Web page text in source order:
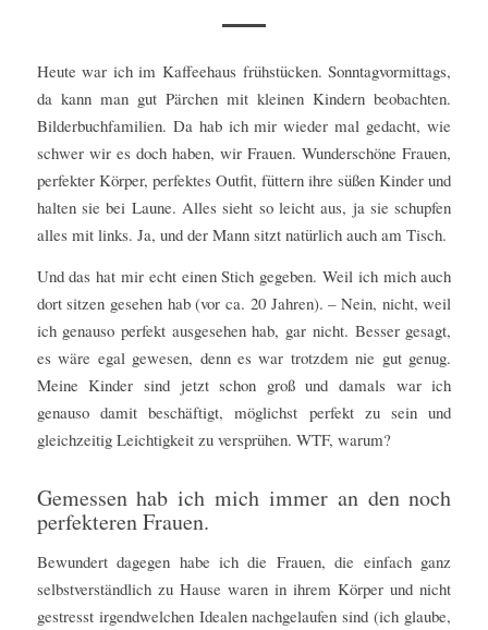
Heute war ich im Kaffeehaus frühstücken. Sonntagvormittags,
da kann man gut Pärchen mit kleinen Kindern beobachten.
Bilderbuchfamilien. Da hab ich mir wieder mal gedacht, wie
schwer wir es doch haben, wir Frauen. Wunderschöne Frauen,
perfekter Körper, perfektes Outfit, füttern ihre süßen Kinder und
halten sie bei Laune. Alles sieht so leicht aus, ja sie schupfen
alles mit links. Ja, und der Mann sitzt natürlich auch am Tisch.
Und das hat mir echt einen Stich gegeben. Weil ich mich auch
dort sitzen gesehen hab (vor ca. 20 Jahren). – Nein, nicht, weil
ich genauso perfekt ausgesehen hab, gar nicht. Besser gesagt,
es wäre egal gewesen, denn es war trotzdem nie gut genug.
Meine Kinder sind jetzt schon groß und damals war ich
genauso damit beschäftigt, möglichst perfekt zu sein und
gleichzeitig Leichtigkeit zu versprühen. WTF, warum?
Gemessen hab ich mich immer an den noch
perfekteren Frauen.
Bewundert dagegen habe ich die Frauen, die einfach ganz
selbstverständlich zu Hause waren in ihrem Körper und nicht
gestresst irgendwelchen Idealen nachgelaufen sind (ich glaube,